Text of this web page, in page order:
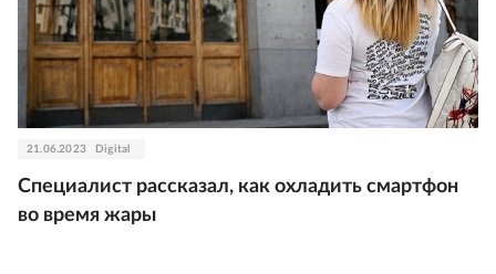
21.06.2023 Digital
Специалист рассказал, как охладить смартфон
во время жары